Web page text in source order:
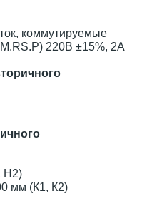
коммутируемые
220В ±15%, 2А
Н2)
мм (К1, К2)